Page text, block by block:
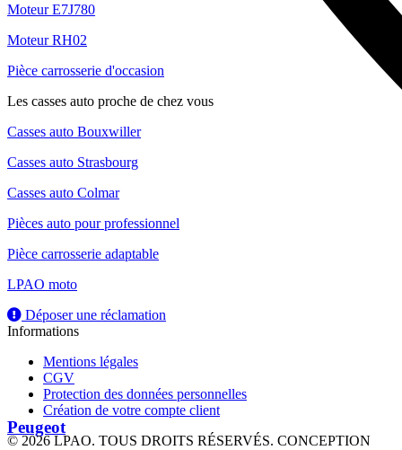
Peugeot
Moteur E7J780
Moteur RH02
Pièce carrosserie d'occasion
Les casses auto proche de chez vous
Casses auto Bouxwiller
Casses auto Strasbourg
Casses auto Colmar
Pièces auto pour professionnel
Pièce carrosserie adaptable
LPAO moto
Déposer une réclamation
Informations
Mentions légales
CGV
Protection des données personnelles
Création de votre compte client
© 2026 LPAO. TOUS DROITS RÉSERVÉS. CONCEPTION